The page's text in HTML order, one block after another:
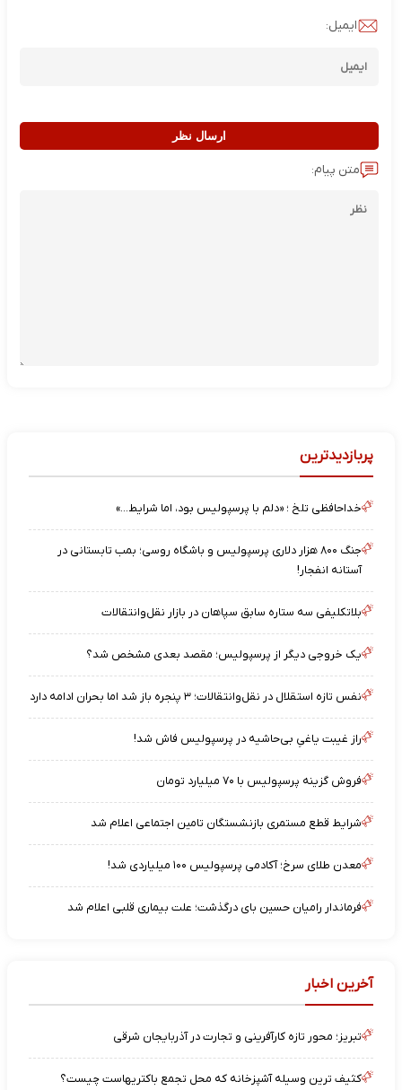
ایمیل:
ارسال نظر
متن پیام:
پربازدیدترین
خداحافظی تلخ ؛ «دلم با پرسپولیس بود، اما شرایط…»
جنگ ۸۰۰ هزار دلاری پرسپولیس و باشگاه روسی؛ بمب تابستانی در
آستانه انفجار!
بلاتکلیفی سه ستاره سابق سپاهان در بازار نقل‌وانتقالات
یک خروجی دیگر از پرسپولیس؛ مقصد بعدی مشخص شد؟
نفس تازه استقلال در نقل‌وانتقالات؛ ۳ پنجره باز شد اما بحران ادامه دارد
راز غیبت یاغیِ بی‌حاشیه در پرسپولیس فاش شد!
فروش گزینه پرسپولیس با ۷۰ میلیارد تومان
شرایط قطع مستمری بازنشستگان تامین اجتماعی اعلام شد
معدن طلای سرخ؛ آکادمی پرسپولیس ۱۰۰ میلیاردی شد!
فرماندار رامیان حسین بای درگذشت؛ علت بیماری قلبی اعلام شد
آخرین اخبار
تبریز؛ محور تازه کارآفرینی و تجارت در آذربایجان شرقی
کثیف ترین وسیله آشپزخانه که محل تجمع باکتریهاست چیست؟